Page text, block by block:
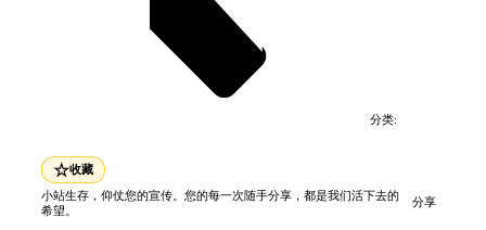
分类:
☆收藏
小站生存，仰仗您的宣传。您的每一次随手分享，都是我们活下去的
希望。
分享